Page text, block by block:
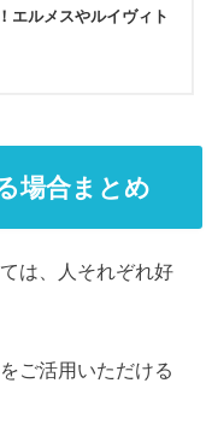
エルメスやルイヴィト
場合まとめ
は、人それぞれ好
ご活用いただける